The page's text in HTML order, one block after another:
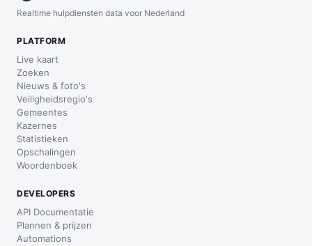
Realtime hulpdiensten data voor Nederland
PLATFORM
Live kaart
Zoeken
Nieuws & foto's
Veiligheidsregio's
Gemeentes
Kazernes
Statistieken
Opschalingen
Woordenboek
DEVELOPERS
API Documentatie
Plannen & prijzen
Automations